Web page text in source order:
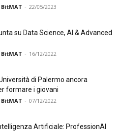
- 22/05/2023
su Data Science, AI & Advanced
- 16/12/2022
di Palermo ancora
formare i giovani
- 07/12/2022
Artificiale: ProfessionAI